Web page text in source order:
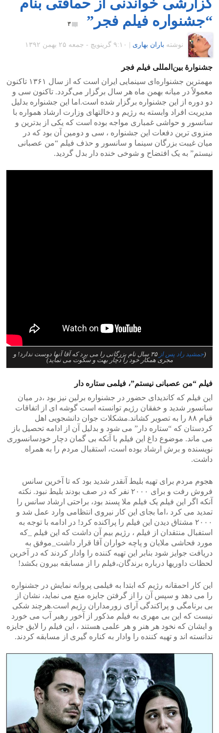
“جشنواره فیلم فجر”
۳
نوشته باران بهاری ۹:۱۰ گرينويچ - جمعه ۲۵ بهمن ۱۳۹۲
جشنوارهٔ بین‌المللی فیلم فجر
مهمترین جشنواره‌ای سینمایی ایران است که از سال ۱۳۶۱ تاکنون
معمولاً در میانه بهمن ماه هر سال برگزار می‌گردد. تاکنون سی و
دو دوره از این جشنواره برگزار شده است.اما این جشنواره بدلیل
مدیریت افراد وابسته به رژیم و دخالتهای وزارت ارشاد همواره با
سانسور و حواشی غمباری مواجه بوده است که یکی از بدترین و
منزوی ترین دفعات این جشنواره ، سی و دومین آن بود که در
میان غیبت بزرگان سینما و سانسور و حذف فیلم “من عصبانی
نیستم” به یک افتضاح و شوخی خنده دار بدل گردید.
(جمشید راد پس از
۳۵ سال نام بزرگانی را می برد که آقا آنها دوست ندارد! و
مجری همکار خود را دچار بهت و سکوت می نماید)
فیلم “من عصبانی نیستم”، فیلمی ستاره دار
این فیلم که کاندیدای حضور در جشنواره برلین نیز بود ،در میان
سانسور شدید و خفقان رژیم توانسته است گوشه ای از اتفاقات
قیام ۸۸ را به تصویر کشاند.مشکلات جوان دانشجویی اهل
کردستان که “ستاره دار” می شود و بدلیل آن از ادامه تحصیل باز
می ماند. موضوع داغ این فیلم با آنکه بی گمان دچار خودسانسوری
نویسنده و برش ارشاد بوده است، استقبال مردم را به همراه
داشت.
هجوم مردم برای تهیه بلیط آنقدر شدید بود که تا آخرین سانس
فروش رفت و برای ۲۰۰۰ نفر که در صف بودند بلیط نبود. نکته
آنکه اگر این فیلم یک فیلم ملا پسند بود، براحتی ارشاد سانس را
تمدید می کرد ،اما بجای این کار نیروی انتظامی وارد عمل شد و
۲۰۰۰ مشتاق دیدن این فیلم را پراکنده کرد! در ادامه با توجه به
استفبال منتقدان از فیلم ، رژیم بیم آن داشت که این فیلم _که
مورد فحاشی ملایان و پاچه خواران آقا قرار داشت_موفق به
دریافت جوایز شود بنابر این تهیه کننده را وادار کردند که در آخرین
لحظات داوریها درباره برندگان،فیلم را از مسابقه بیرون بکشد!
این کار احمقانه رژیم که ابتدا به فیلمی پروانه نمایش در جشنواره
را می دهد و سپس آن را از گرفتن جایزه منع می نماید، نشان از
بی برنامگی و پراکندگی آرای زورمداران رژیم است.هرچند شکی
نیست که این بی مهری به فیلم مذکور از آخور رهبر آب می خورد
و ایشان که نخود هر هنر و هر علمی هستند ، این فیلم را لایق جایزه
ندانسته اند و تهیه کننده را وادار به کناره گیری از مسابقه کردند.